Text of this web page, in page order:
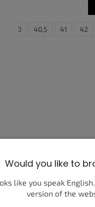
45,5 46 47
40 40,5 41 42
Would you like to
like you speak
version of the